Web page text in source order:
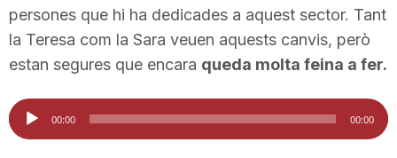
persones que hi ha dedicades a aquest sector. Tant
la Teresa com la Sara veuen aquests canvis, però
estan segures que encara queda molta feina a fer.
Reproductor
d'àudio
00:00 00:00